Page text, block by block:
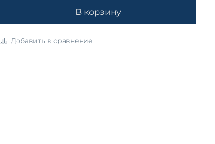
В корзину
Добавить в сравнение